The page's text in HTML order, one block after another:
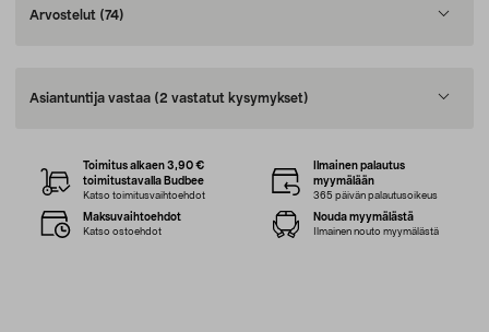
Arvostelut (74)
Asiantuntija vastaa (2 vastatut kysymykset)
Toimitus alkaen 3,90 €
toimitustavalla Budbee
Katso toimitusvaihtoehdot
Ilmainen palautus
myymälään
365 päivän palautusoikeus
Maksuvaihtoehdot
Katso ostoehdot
Nouda myymälästä
Ilmainen nouto myymälästä